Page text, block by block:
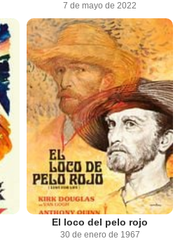
7 de mayo de 2022
El loco del pelo rojo
30 de enero de 1967